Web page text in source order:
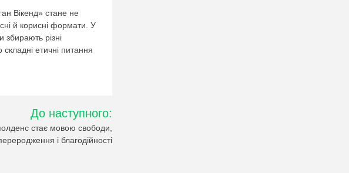
Вікенд» стане не
й корисні формати. У
збирають різні
етичні питання
До наступного:
стає мовою свободи,
і благодійності